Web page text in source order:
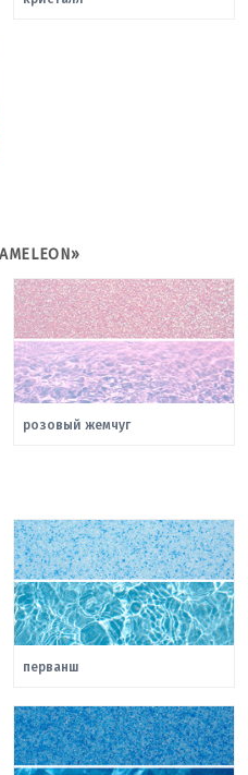
розовый жемчуг
перванш